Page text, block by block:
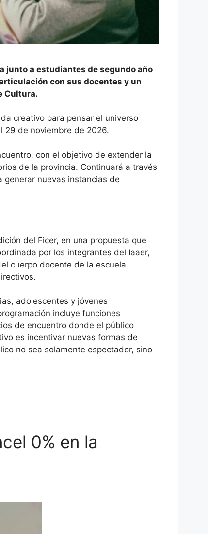
junto a estudiantes de segundo año
con sus docentes y un
Cultura.
creativo para pensar el universo
29 de noviembre de 2026.
con el objetivo de extender la
de la provincia. Continuará a través
generar nuevas instancias de
del Ficer, en una propuesta que
por los integrantes del Iaaer,
cuerpo docente de la escuela
adolescentes y jóvenes
incluye funciones
de encuentro donde el público
es incentivar nuevas formas de
no sea solamente espectador, sino
0% en la